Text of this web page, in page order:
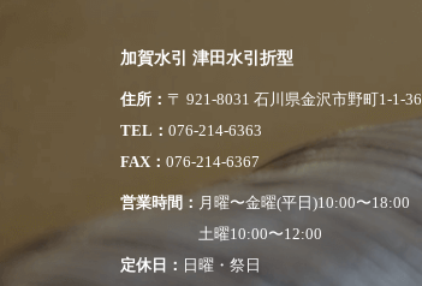
加賀水引 津田水引折型
住所
〒 921-8031 石川県金沢市野町1-1-36
TEL
076-214-6363
FAX
076-214-6367
営業時間
月曜〜金曜(平日)10:00〜18:00
土曜10:00〜12:00
定休日
日曜・祭日